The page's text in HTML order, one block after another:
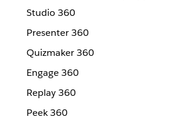
Studio 360
Presenter 360
Quizmaker 360
Engage 360
Replay 360
Peek 360